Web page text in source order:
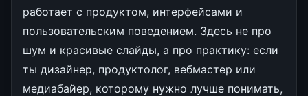
работает с продуктом, интерфейсами и
пользовательским поведением. Здесь не про
шум и красивые слайды, а про практику: если
ты дизайнер, продуктолог, вебмастер или
медиабайер, которому нужно лучше понимать,